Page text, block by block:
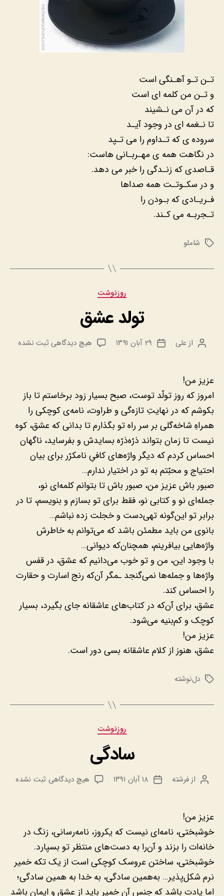
تـن تـو آهـنگی است
و تـن من کلمه ای است
که در آن می نـشیند
تا نـغمه ای در وجود آیـد
سروده ی که تـداوم را می تـپد
در نگاهت همه ی مهـربـانی هاست:
قـاصدی که زنـدگی را خبر می دهد.
و در سکـوتـت همه صداها
فـریـادی که بـودن را
تـجربـه می کـند.
برچسب‌ها
شاملو
دسته‌ها
روزنوشت
تولد عشق
نویسنده
ازعلی
تاریخ
۲۹ آبان ۱۳۹۱ هیچ دیدگاهی برای
ثبت نشده
عزیز من!
امروز که روز تولّد توست، صبح بسیار زود برخاستم تا باز
بکوشم که در نهایتِ تازه‌گی و طراوت، نامه‌ی کوچکی را
همراهِ شاخه‌گلی بر سر راه تو بگذارم تا بدانی که عشق، کوه
نیست تا زمان بتواند ذرّه‌ذرّه بسایدش و بفرساید، ناگهان
احساس کردم که دیگر واژه‌های کافیِ نامکرّر برای بیان
احتیاج و محبّتم به تو در اختیار ندارم…
صبور باش عزیز من، صبور باش تا بتوانم کلمه‌ای نو،
جمله‌ای نو و کتابی نو، فقط برای تو بسازم و بنویسم، تا در
برابر تو این‌گونه تهی‌دست و خجلت زده نباشم…
بانوی من باید مطمئن باشد که می‌توانم به خاطرش
واژه‌هایی بیافرینم، همچنان‌که دیوانی…
با وجود این، من و تو خوب می‌دانیم که عشق، در قفس
واژه‌ها و جمله‌ها نمی‌گنجد ـمگر آن‌که رنج اسارت و حقارت
را احساس کند.
عشق، برای آن‌که در کتاب‌های عاشقانه جای بگیرد، بسیار
کوچک و کم‌بنیه می‌شود.
عزیز من!
عشق، هنوز از کلام عاشقانه بسی دور است.
برچسب‌ها
دل‌نوشته
دسته‌ها
روزنوشت
سادگی
نویسنده
ازفرشته
تاریخ
۱۸ آبان ۱۳۹۱ هیچ دیدگاهی برای
ثبت نشده
عزیز من!
خوشبختی، نامه‌ای نیست که یکروز، نامه‌رسانی، زنگ در
خانه‌ات را بزند و آن‌را به دست‌های منتظر تو بسپارد.
خوشبختی، ساختن عروسک کوچکی است از یک تکه خمیر
نرم شکل‌پذیر… به‌همین سادگی، به خدا به همین سادگی؛
اما یادت باشد که جنس آن خمیر باید از عشق و ایمان باشد